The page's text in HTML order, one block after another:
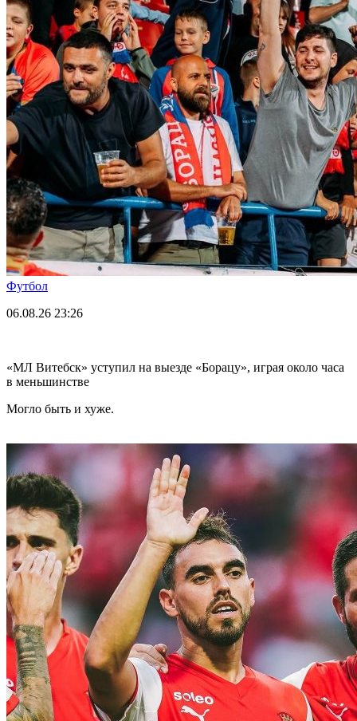
Футбол
06.08.26 23:26
«МЛ Витебск» уступил на выезде «Борацу», играя около часа
в меньшинстве
Могло быть и хуже.